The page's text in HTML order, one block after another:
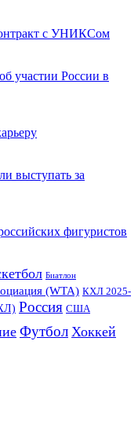
с УНИКСом
участии России в
выступать за
фигуристов
Биатлон
(WTA) КХЛ 2025-
Россия США
Футбол Хоккей